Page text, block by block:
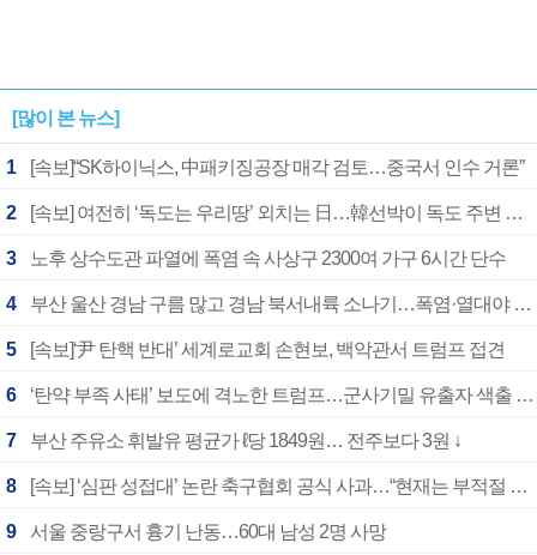
[많이 본 뉴스]
1 [속보]“SK하이닉스, 中패키징공장 매각 검토…중국서 인수 거론”
2 [속보] 여전히 ‘독도는 우리땅’ 외치는 日…韓선박이 독도 주변 해양조사 활동하자 반발
3 노후 상수도관 파열에 폭염 속 사상구 2300여 가구 6시간 단수
4 부산 울산 경남 구름 많고 경남 북서내륙 소나기…폭염·열대야 계속
5 [속보]‘尹 탄핵 반대’ 세계로교회 손현보, 백악관서 트럼프 접견
6 ‘탄약 부족 사태’ 보도에 격노한 트럼프…군사기밀 유출자 색출 지시
7 부산 주유소 휘발유 평균가 ℓ당 1849원… 전주보다 3원 ↓
8 [속보] ‘심판 성접대’ 논란 축구협회 공식 사과…“현재는 부적절 행위 없어”
9 서울 중랑구서 흉기 난동…60대 남성 2명 사망